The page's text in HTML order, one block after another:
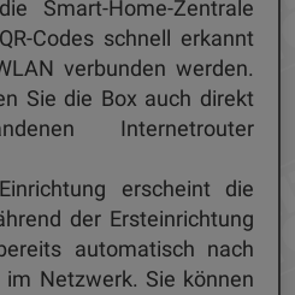
Smart-Home-Zentrale
Codes schnell erkannt
verbunden werden.
Sie die Box auch direkt
Internetrouter
erscheint die
der Ersteinrichtung
automatisch nach
Netzwerk. Sie können